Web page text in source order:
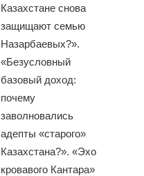
Казахстане снова
защищают семью
Назарбаевых?».
«Безусловный
базовый доход:
почему
заволновались
адепты «старого»
Казахстана?». «Эхо
кровавого Кантара»